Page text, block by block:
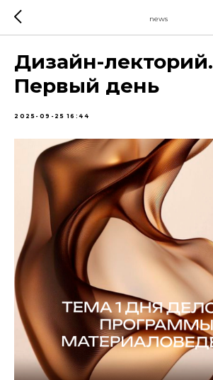
news
Дизайн-лекторий.
Первый день
2025-09-25 16:44